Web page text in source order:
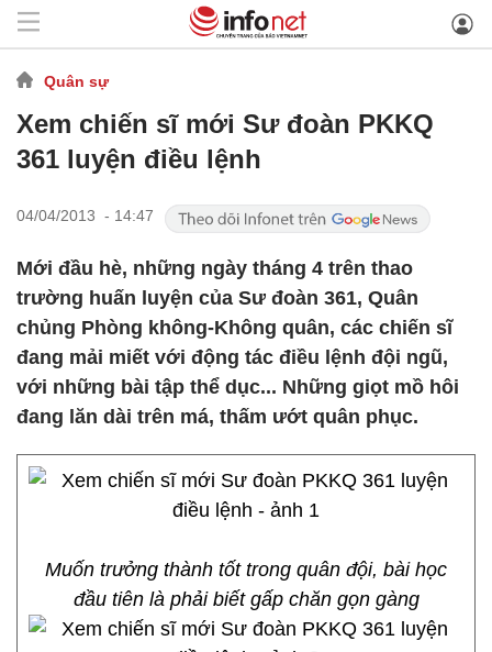
Quân sự
Xem chiến sĩ mới Sư đoàn PKKQ
361 luyện điều lệnh
04/04/2013 - 14:47
Mới đầu hè, những ngày tháng 4 trên thao
trường huấn luyện của Sư đoàn 361, Quân
chủng Phòng không-Không quân, các chiến sĩ
đang mải miết với động tác điều lệnh đội ngũ,
với những bài tập thể dục... Những giọt mồ hôi
đang lăn dài trên má, thấm ướt quân phục.
Muốn trưởng thành tốt trong quân đội, bài học
đầu tiên là phải biết gấp chăn gọn gàng